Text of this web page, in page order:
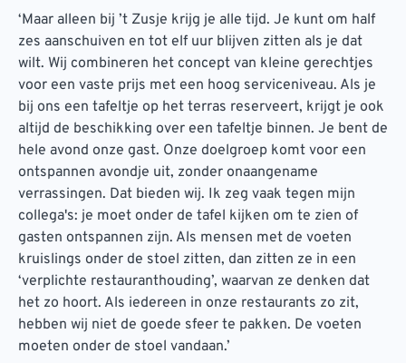
‘Maar alleen bij ’t Zusje krijg je alle tijd. Je kunt om half
zes aanschuiven en tot elf uur blijven zitten als je dat
wilt. Wij combineren het concept van kleine gerechtjes
voor een vaste prijs met een hoog serviceniveau. Als je
bij ons een tafeltje op het terras reserveert, krijgt je ook
altijd de beschikking over een tafeltje binnen. Je bent de
hele avond onze gast. Onze doelgroep komt voor een
ontspannen avondje uit, zonder onaangename
verrassingen. Dat bieden wij. Ik zeg vaak tegen mijn
collega's: je moet onder de tafel kijken om te zien of
gasten ontspannen zijn. Als mensen met de voeten
kruislings onder de stoel zitten, dan zitten ze in een
‘verplichte restauranthouding’, waarvan ze denken dat
het zo hoort. Als iedereen in onze restaurants zo zit,
hebben wij niet de goede sfeer te pakken. De voeten
moeten onder de stoel vandaan.’